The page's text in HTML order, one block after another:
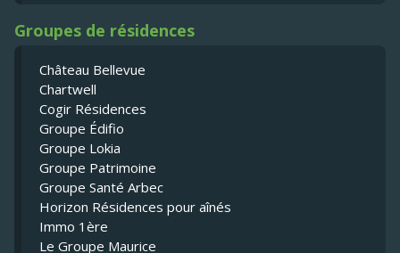
Groupes de résidences
Château Bellevue
Chartwell
Cogir Résidences
Groupe Édifio
Groupe Lokia
Groupe Patrimoine
Groupe Santé Arbec
Horizon Résidences pour aînés
Immo 1ère
Le Groupe Maurice